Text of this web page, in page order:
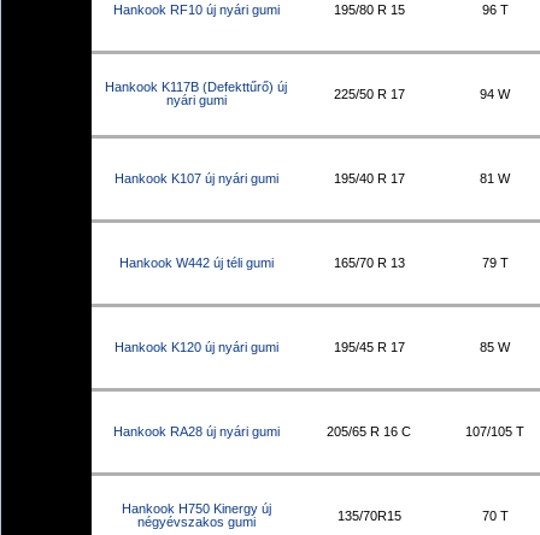
Hankook RF10 új nyári gumi 195/80 R 15 96 T
Hankook K117B (Defekttűrő) új
nyári gumi
225/50 R 17 94 W
Hankook K107 új nyári gumi 195/40 R 17 81 W
Hankook W442 új téli gumi 165/70 R 13 79 T
Hankook K120 új nyári gumi 195/45 R 17 85 W
Hankook RA28 új nyári gumi 205/65 R 16 C 107/105 T
Hankook H750 Kinergy új
négyévszakos gumi
135/70R15 70 T